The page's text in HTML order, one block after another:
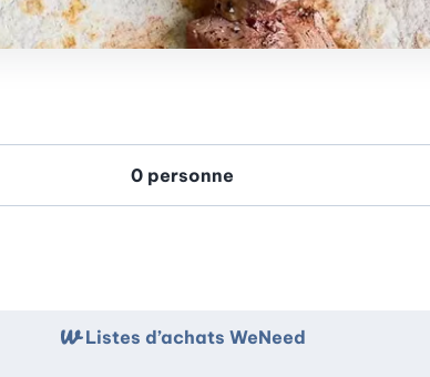
Listes d’achats WeNeed